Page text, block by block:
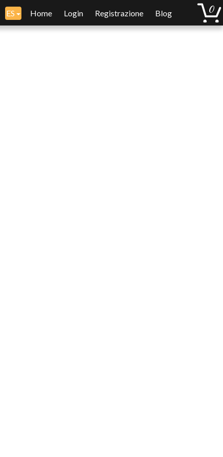
ES Home Login Registrazione Blog